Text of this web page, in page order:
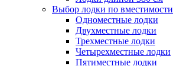
Выбор лодки по вместимости
Одноместные лодки
Двухместные лодки
Трехместные лодки
Четырехместные лодки
Пятиместные лодки